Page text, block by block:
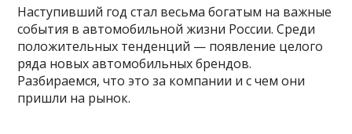
Наступивший год стал весьма богатым на важные
события в автомобильной жизни России. Среди
положительных тенденций — появление целого
ряда новых автомобильных брендов.
Разбираемся, что это за компании и с чем они
пришли на рынок.